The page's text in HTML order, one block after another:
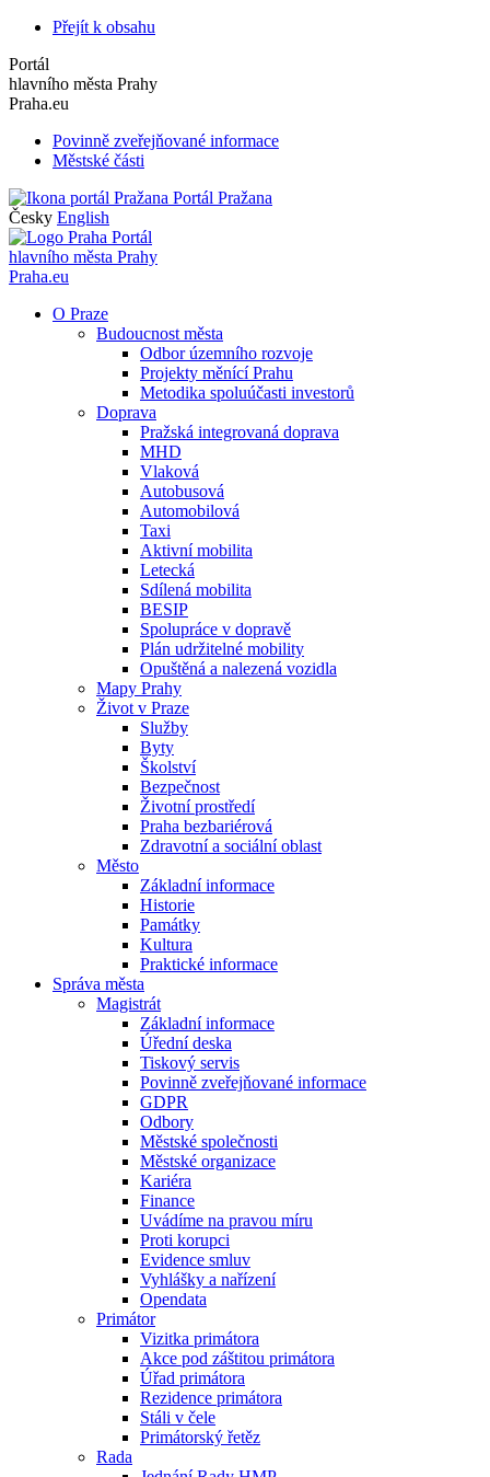
Přejít k obsahu
Portál
hlavního města Prahy
Praha.eu
Povinně zveřejňované informace
Městské části
Portál Pražana
Česky English
Portál
hlavního města Prahy
Praha.eu
O Praze
Budoucnost města
Odbor územního rozvoje
Projekty měnící Prahu
Metodika spoluúčasti investorů
Doprava
Pražská integrovaná doprava
MHD
Vlaková
Autobusová
Automobilová
Taxi
Aktivní mobilita
Letecká
Sdílená mobilita
BESIP
Spolupráce v dopravě
Plán udržitelné mobility
Opuštěná a nalezená vozidla
Mapy Prahy
Život v Praze
Služby
Byty
Školství
Bezpečnost
Životní prostředí
Praha bezbariérová
Zdravotní a sociální oblast
Město
Základní informace
Historie
Památky
Kultura
Praktické informace
Správa města
Magistrát
Základní informace
Úřední deska
Tiskový servis
Povinně zveřejňované informace
GDPR
Odbory
Městské společnosti
Městské organizace
Kariéra
Finance
Uvádíme na pravou míru
Proti korupci
Evidence smluv
Vyhlášky a nařízení
Opendata
Primátor
Vizitka primátora
Akce pod záštitou primátora
Úřad primátora
Rezidence primátora
Stáli v čele
Primátorský řetěz
Rada